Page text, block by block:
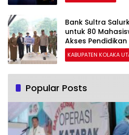
Bank Sultra
untuk 80
Akses
Generasi Muda
KABUPATEN KOLAKA
Popular Posts